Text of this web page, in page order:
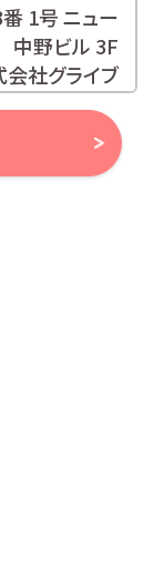
1号 ニュー
中野ビル 3F
会社グライブ
締役 安田 潔
下「個人情報
令、ガイドラ
並びにこの
令等により例
扱います。